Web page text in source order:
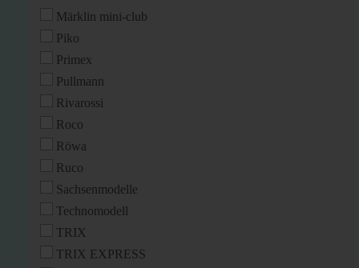
Märklin mini-club
Piko
Primex
Pullmann
Rivarossi
Roco
Röwa
Ruco
Sachsenmodelle
Technomodell
TRIX
TRIX EXPRESS